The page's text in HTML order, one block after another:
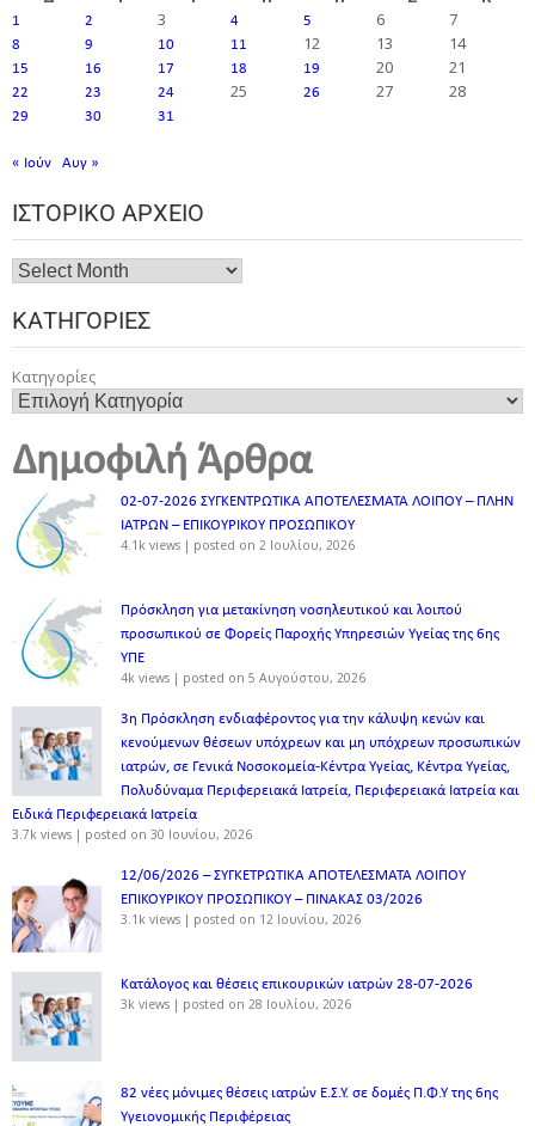
1 2 3 4 5 6 7
8 9 10 11 12 13 14
15 16 17 18 19 20 21
22 23 24 25 26 27 28
29 30 31
« Ιούν Αυγ »
ΙΣΤΟΡΙΚΌ ΑΡΧΕΊΟ
ΚΑΤΗΓΟΡΊΕΣ
Κατηγορίες
Δημοφιλή Άρθρα
02-07-2026 ΣΥΓΚΕΝΤΡΩΤΙΚΑ ΑΠΟΤΕΛΕΣΜΑΤΑ ΛΟΙΠΟΥ – ΠΛΗΝ
ΙΑΤΡΩΝ – ΕΠΙΚΟΥΡΙΚΟΥ ΠΡΟΣΩΠΙΚOY
4.1k views | posted on 2 Ιουλίου, 2026
Πρόσκληση για μετακίνηση νοσηλευτικού και λοιπού
προσωπικού σε Φορείς Παροχής Υπηρεσιών Υγείας της 6ης
ΥΠΕ
4k views | posted on 5 Αυγούστου, 2026
3η Πρόσκληση ενδιαφέροντος για την κάλυψη κενών και
κενούμενων θέσεων υπόχρεων και μη υπόχρεων προσωπικών
ιατρών, σε Γενικά Νοσοκομεία-Κέντρα Υγείας, Κέντρα Υγείας,
Πολυδύναμα Περιφερειακά Ιατρεία, Περιφερειακά Ιατρεία και
Ειδικά Περιφερειακά Ιατρεία
3.7k views | posted on 30 Ιουνίου, 2026
12/06/2026 – ΣΥΓΚΕΤΡΩΤΙΚΑ ΑΠΟΤΕΛΕΣΜΑΤΑ ΛΟΙΠΟΥ
ΕΠΙΚΟΥΡΙΚΟΥ ΠΡΟΣΩΠΙΚΟΥ – ΠΙΝΑΚΑΣ 03/2026
3.1k views | posted on 12 Ιουνίου, 2026
Κατάλογος και θέσεις επικουρικών ιατρών 28-07-2026
3k views | posted on 28 Ιουλίου, 2026
82 νέες μόνιμες θέσεις ιατρών Ε.Σ.Υ. σε δομές Π.Φ.Υ της 6ης
Υγειονομικής Περιφέρειας